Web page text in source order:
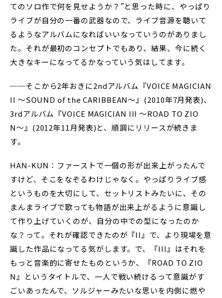
てのソロ作で何を見せようか？”と思った時に、やっぱり
ライブが自分の一番の武器なので、ライブ音源を聴いて
るようなアルバムになればいいなっていうのがありまし
た。それが最初のコンセプトでもあり、結果、今に続く
大きなキーになってるかなっていう気はしてます。
──そこから2年おきに2ndアルバム『VOICE MAGICIAN
II 〜SOUND of the CARIBBEAN〜』(2010年7月発表)、
3rdアルバム『VOICE MAGICIAN III 〜ROAD TO ZIO
N〜』(2012年11月発表)と、順調にリリースが続きま
す。
HAN-KUN：ファーストで一個の形が出来上がったんで
すけど、そこをなぞるわけじゃなく。やっぱりライブ感
というものを大切にして、セットリストみたいに、その
まんまライブで歌っても物語が出来上がるように意識し
て作り上げていくのが、自分の中での型になったのか
な？って。それが確認できたのが『II』で、より現場を意
識した作品になってる気がします。で、『III』はそれを
もっと音楽的に寄せたものというか、『ROAD TO ZIO
N』というタイトルで、一人で戦い続けるって意識がす
ごいあったんで、ソルジャーみたいな思いを内側に燃や